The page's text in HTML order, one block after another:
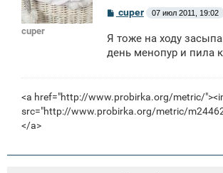
cuper
С
о
б
щ
cuper 07 июл 2011, 19:02
Я тоже на ходу
день менопур и пила
<a href="http://www.probirka.org/metric/
src="http://www.probirka.org/metric/
</a>